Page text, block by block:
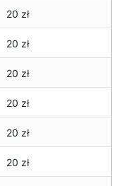
20 zł
20 zł
20 zł
20 zł
20 zł
20 zł